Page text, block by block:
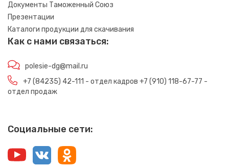
Документы Таможенный Союз
Презентации
Каталоги продукции для скачивания
Как с нами связаться:
polesie-dg@mail.ru
+7 (84235) 42-111 - отдел кадров +7 (910) 118-67-77 -
отдел продаж
Социальные сети: